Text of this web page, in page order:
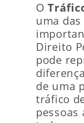
O
uma
Direito
pode
de uma
tráfico
pessoas